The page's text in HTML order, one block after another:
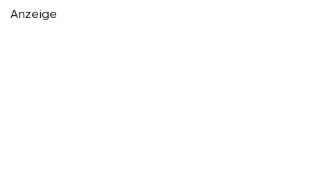
Anzeige